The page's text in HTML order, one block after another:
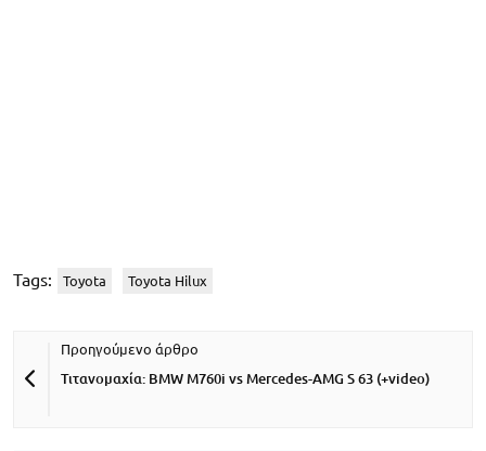
Tags: Toyota Toyota Hilux
Τιτανομαχία: BMW M760i vs Mercedes-AMG S 63 (+video)